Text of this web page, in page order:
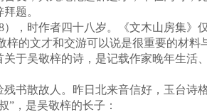
题。
时作者四十八岁。《文木山房集》
的文才和交游可以说是很重要的材料
吴敬梓的诗，是记载作家晚年生活
故人。昨日北来音信好，玉台诗格
是吴敬梓的长子：